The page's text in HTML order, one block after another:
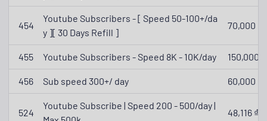
454
Youtube Subscribers - [ Speed 50-100+/da
y ][ 30 Days Refill ]
70,000 ₫
455 Youtube Subscribers - Speed 8K - 10K/day 150,000 ₫
456 Sub speed 300+/ day 60,000 ₫
524
Youtube Subscribe | Speed 200 - 500/day |
48,116 ₫